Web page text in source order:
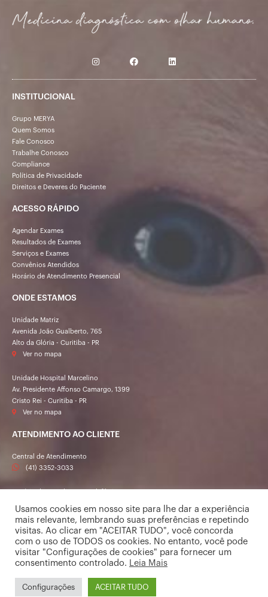
INSTITUCIONAL
Grupo MERYA
Quem Somos
Fale Conosco
Trabalhe Conosco
Compliance
Política de Privacidade
Direitos e Deveres do Paciente
ACESSO RÁPIDO
Agendar Exames
Resultados de Exames
Serviços e Exames
Convênios Atendidos
Horário de Atendimento Presencial
ONDE ESTAMOS
Unidade Matriz
Avenida João Gualberto, 765
Alto da Glória - Curitiba - PR
Ver no mapa
Unidade Hospital Marcelino
Av. Presidente Affonso Camargo, 1399
Cristo Rei - Curitiba - PR
Ver no mapa
ATENDIMENTO AO CLIENTE
Central de Atendimento
(41) 3352-3033
Sábado das 7h às 13h20
© 2021 - Viva Imagem - Todos os direitos reservados
RT: Dr. Paulo Roberto Benites Filho - CRM 22315
CNPJ Matriz: 76.706.589/0001-00
Usamos cookies em nosso site para lhe dar a experiência
mais relevante, lembrando suas preferências e repetindo
visitas. Ao clicar em "ACEITAR TUDO", você concorda
com o uso de TODOS os cookies. No entanto, você pode
visitar "Configurações de cookies" para fornecer um
consentimento controlado. Leia Mais
Configurações ACEITAR TUDO